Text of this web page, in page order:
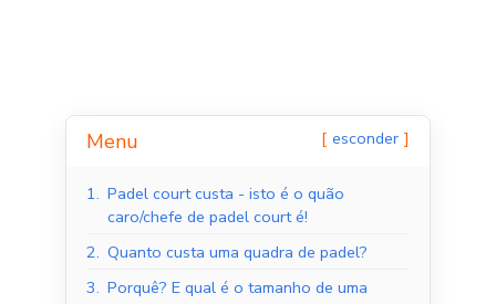
Menu esconder
1. Padel court custa - isto é o quão
caro/chefe de padel court é!
2. Quanto custa uma quadra de padel?
3. Porquê? E qual é o tamanho de uma
Interior
ar livre